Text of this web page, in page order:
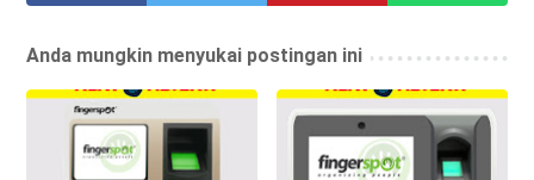
Anda mungkin menyukai postingan ini